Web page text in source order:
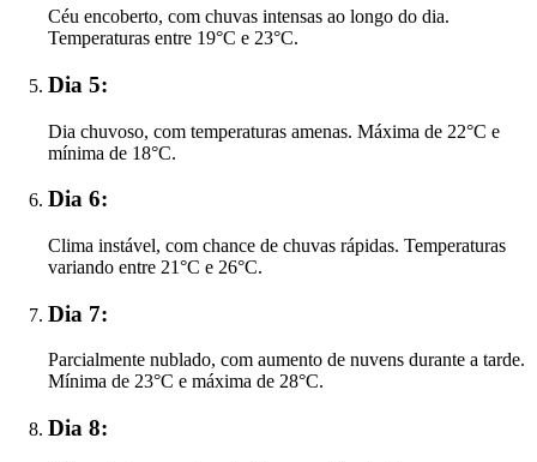
Céu encoberto, com chuvas intensas ao longo do dia.
Temperaturas entre 19°C e 23°C.
Dia 5:
Dia chuvoso, com temperaturas amenas. Máxima de 22°C e
mínima de 18°C.
Dia 6:
Clima instável, com chance de chuvas rápidas. Temperaturas
variando entre 21°C e 26°C.
Dia 7:
Parcialmente nublado, com aumento de nuvens durante a tarde.
Mínima de 23°C e máxima de 28°C.
Dia 8: